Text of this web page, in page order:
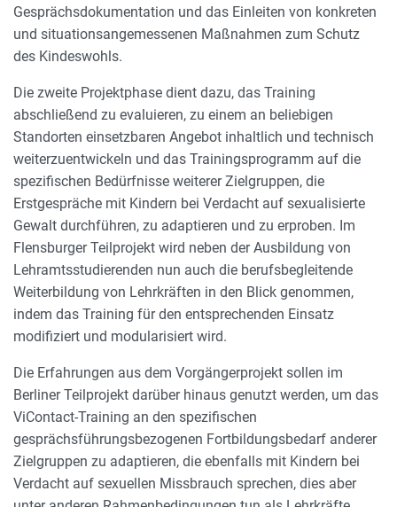
Gesprächsdokumentation und das Einleiten von konkreten
und situationsangemessenen Maßnahmen zum Schutz
des Kindeswohls.
Die zweite Projektphase dient dazu, das Training
abschließend zu evaluieren, zu einem an beliebigen
Standorten einsetzbaren Angebot inhaltlich und technisch
weiterzuentwickeln und das Trainingsprogramm auf die
spezifischen Bedürfnisse weiterer Zielgruppen, die
Erstgespräche mit Kindern bei Verdacht auf sexualisierte
Gewalt durchführen, zu adaptieren und zu erproben. Im
Flensburger Teilprojekt wird neben der Ausbildung von
Lehramtsstudierenden nun auch die berufsbegleitende
Weiterbildung von Lehrkräften in den Blick genommen,
indem das Training für den entsprechenden Einsatz
modifiziert und modularisiert wird.
Die Erfahrungen aus dem Vorgängerprojekt sollen im
Berliner Teilprojekt darüber hinaus genutzt werden, um das
ViContact-Training an den spezifischen
gesprächsführungsbezogenen Fortbildungsbedarf anderer
Zielgruppen zu adaptieren, die ebenfalls mit Kindern bei
Verdacht auf sexuellen Missbrauch sprechen, dies aber